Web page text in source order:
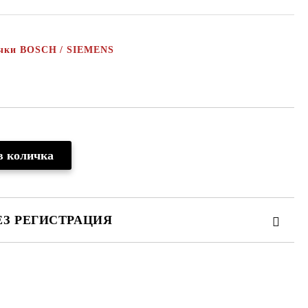
BOSCH / SIEMENS
РЕГИСТРАЦИЯ